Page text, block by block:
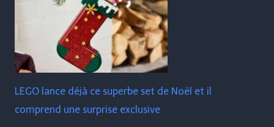
LEGO lance déjà ce superbe set de Noël et il
comprend une surprise exclusive